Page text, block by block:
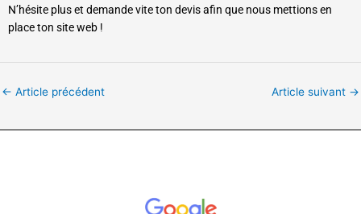
N’hésite plus et demande vite ton devis afin que nous mettions en
place ton site web !
← Article précédent Article suivant →